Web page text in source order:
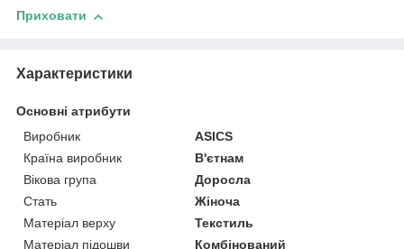
Приховати
Характеристики
Основні атрибути
Виробник
ASICS
Країна виробник
В'єтнам
Вікова група
Доросла
Стать
Жіноча
Матеріал верху
Текстиль
Матеріал підошви
Комбінований